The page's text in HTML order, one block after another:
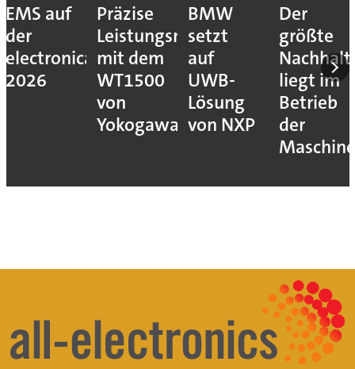
EMS auf
der
electronica
2026
Präzise
Leistungsmessung
mit dem
WT1500
von
Yokogawa
BMW
setzt
auf
UWB-
Lösung
von NXP
Der
größte
liegt im
Betrieb
der